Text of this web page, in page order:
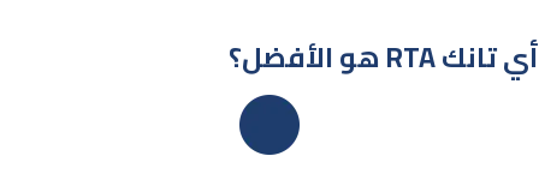
هو الأفضل؟ RTA أي تانك